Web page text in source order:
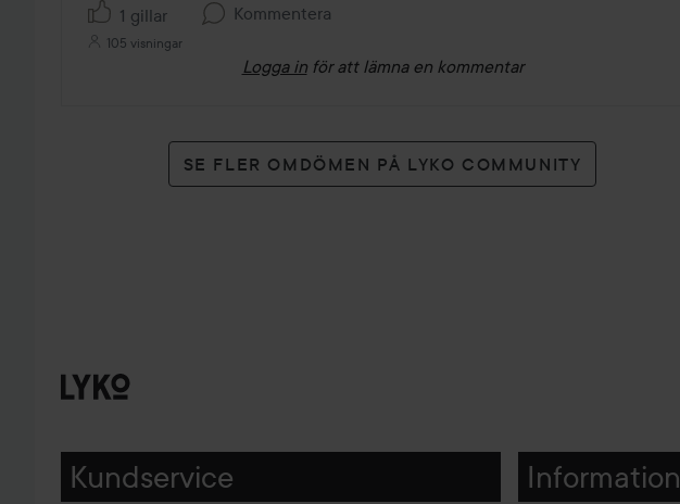
1 gillar
Kommentera
105 visningar
Logga in för att lämna en kommentar
SE FLER OMDÖMEN PÅ LYKO COMMUNITY
Kundservice Information